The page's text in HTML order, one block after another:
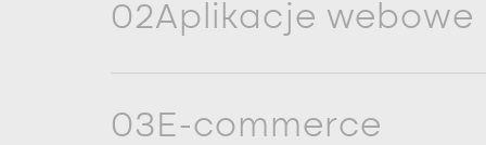
02Aplikacje webowe
03 E-commerce